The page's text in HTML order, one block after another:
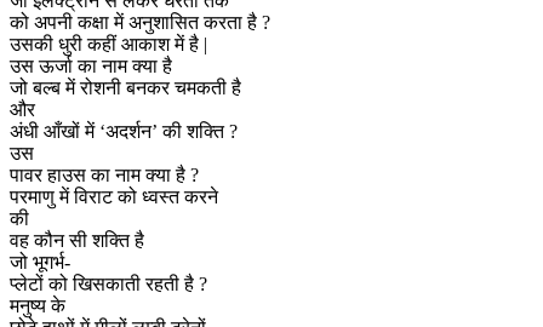
को अपनी कक्षा में अनुशासित करता है ?
उसकी धुरी कहीं आकाश में है |
उस ऊर्जा का नाम क्या है
जो बल्ब में रोशनी बनकर चमकती है
और
अंधी आँखों में ‘अदर्शन’ की शक्ति ?
उस
पावर हाउस का नाम क्या है ?
परमाणु में विराट को ध्वस्त करने
की
वह कौन सी शक्ति है
जो भूगर्भ-
प्लेटों को खिसकाती रहती है ?
मनुष्य के